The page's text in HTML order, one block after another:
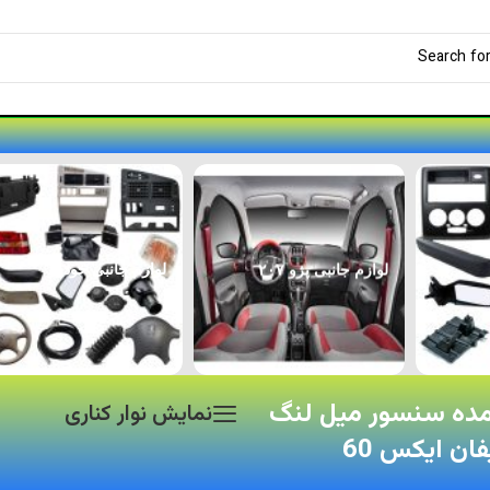
لوازم جانبی پژو ۲۰۷ لوازم جانبی خودرو
سنسور میل لنگ
ایکس 60
نمایش نوار کناری